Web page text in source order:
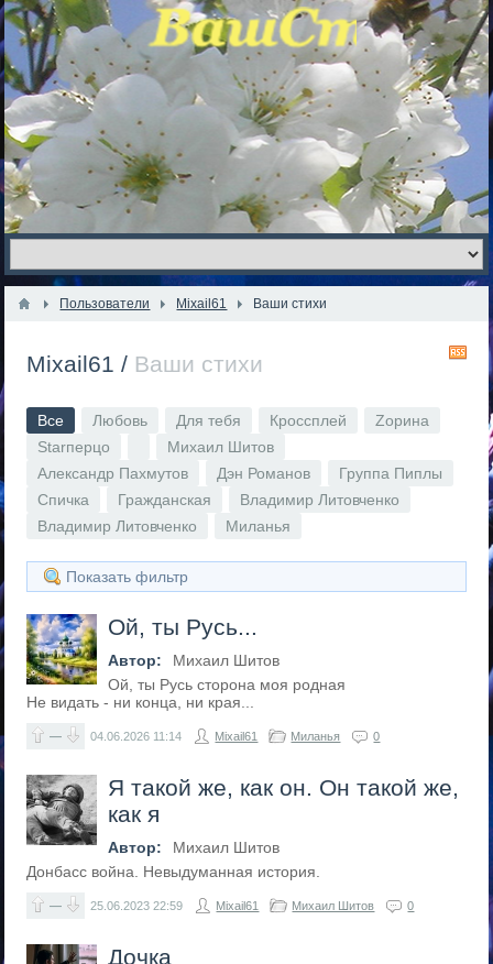
Пользователи Mixail61 Ваши стихи
Mixail61 / Ваши стихи
Все Любовь Для тебя Кроссплей
Zорина
Starперцо
Михаил Шитов
Александр Пахмутов
Дэн Романов
Группа Пиплы
Спичка
Гражданская
Владимир Литовченко
Владимир Литовченко
Миланья
Показать фильтр
Ой, ты Русь...
Автор:
Михаил Шитов
Ой, ты Русь сторона моя родная
Не видать - ни конца, ни края...
— 04.06.2026 11:14 Mixail61 Миланья 0
Я такой же, как он. Он такой же,
как я
Автор:
Михаил Шитов
Донбасс война. Невыдуманная история.
— 25.06.202322:59 Mixail61 Михаил Шитов 0
Дочка